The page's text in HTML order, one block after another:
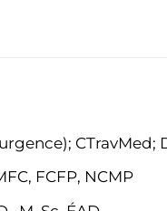
CTravMed;
FCFP, NCMP